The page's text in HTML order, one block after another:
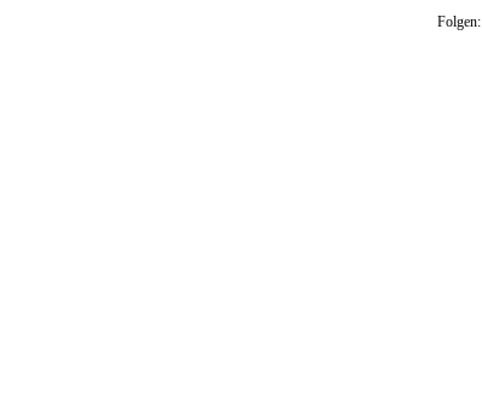
Folgen: